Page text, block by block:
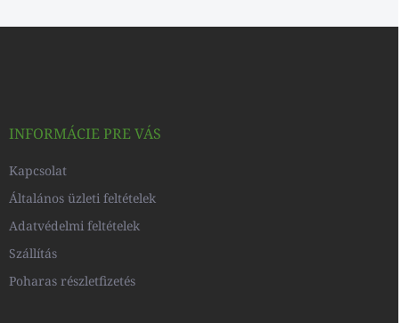
INFORMÁCIE PRE VÁS
Kapcsolat
Általános üzleti feltételek
Adatvédelmi feltételek
Szállítás
Poharas részletfizetés